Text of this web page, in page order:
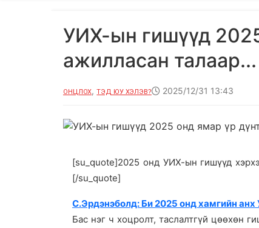
УИХ-ын гишүүд
ажилласан талаар...
ОНЦЛОХ,ТЭД ЮУ ХЭЛЭВ? 2025/12/31 13:43
[su_quote]2025 онд УИХ-ын гишүүд
[/su_quote]
С.Эрдэнэболд: Би 2025 онд хамгийн
Бас нэг ч хоцролт, таслалтгүй цөөхөн